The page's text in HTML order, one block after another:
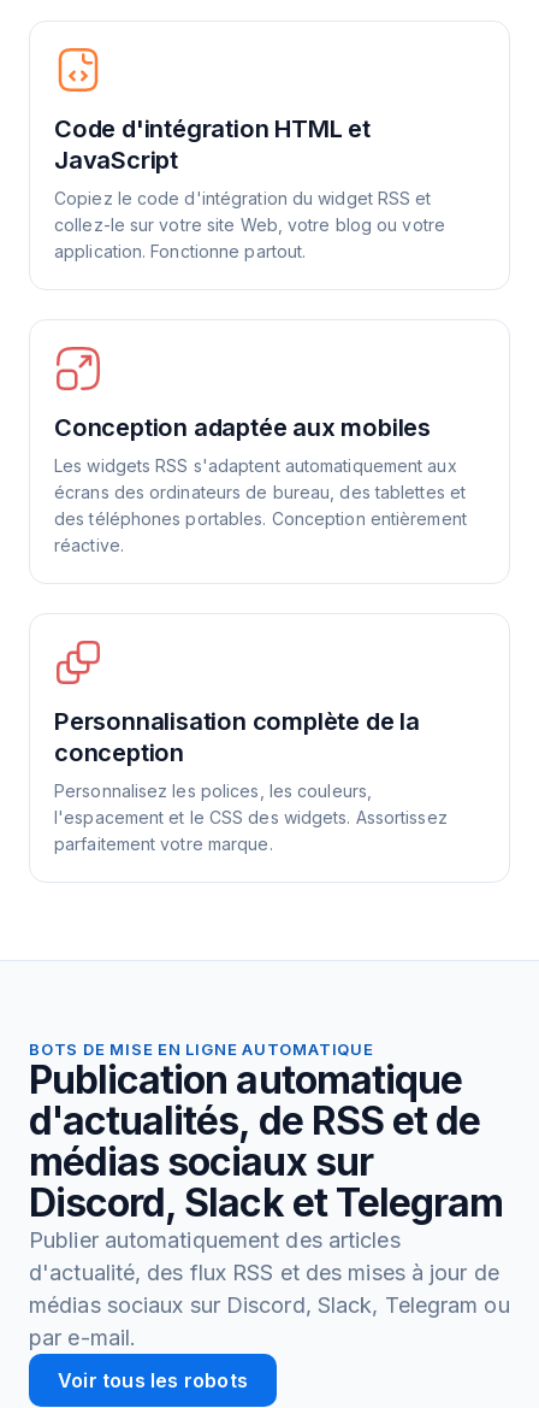
Code d'intégration HTML et
JavaScript
Copiez le code d'intégration du widget RSS et
collez-le sur votre site Web, votre blog ou votre
application. Fonctionne partout.
Conception adaptée aux mobiles
Les widgets RSS s'adaptent automatiquement aux
écrans des ordinateurs de bureau, des tablettes et
des téléphones portables. Conception entièrement
réactive.
Personnalisation complète de la
conception
Personnalisez les polices, les couleurs,
l'espacement et le CSS des widgets. Assortissez
parfaitement votre marque.
BOTS DE MISE EN LIGNE AUTOMATIQUE
Publication automatique
d'actualités, de RSS et de
médias sociaux sur
Discord, Slack et Telegram
Publier automatiquement des articles
d'actualité, des flux RSS et des mises à jour de
médias sociaux sur Discord, Slack, Telegram ou
par e-mail.
Voir tous les robots